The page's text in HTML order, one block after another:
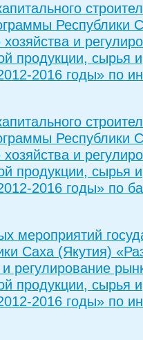
Республики
хозяйства и
продукции, сырья и
2016 годы» по
Республики
хозяйства и
продукции, сырья и
2016 годы» по
мероприятий
Саха (Якутия)
и регулирование
продукции, сырья и
2016 годы» по